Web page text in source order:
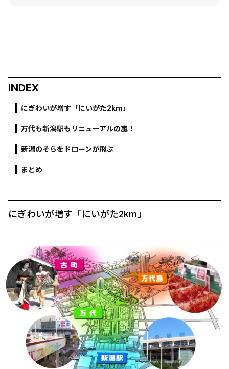
INDEX
にぎわいが増す「にいがた2km」
万代も新潟駅もリニューアルの嵐！
新潟のそらをドローンが飛ぶ
まとめ
にぎわいが増す「にいがた2km」